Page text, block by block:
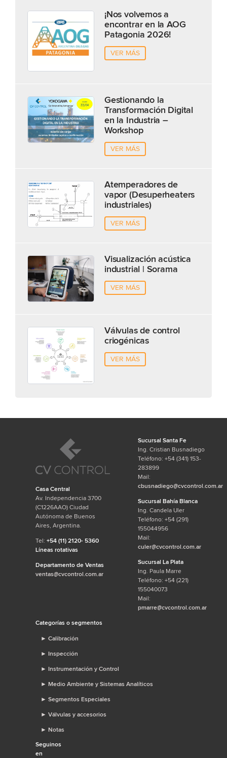
¡Nos volvemos a
encontrar en la AOG
Patagonia 2026!
VER MÁS
Gestionando la
Transformación Digital
en la Industria –
Workshop
VER MÁS
Atemperadores de
vapor (Desuperheaters
industriales)
VER MÁS
Visualización acústica
industrial | Sorama
VER MÁS
Válvulas de control
criogénicas
VER MÁS
Casa Central
Av. Independencia 3700
(C1226AAO) Ciudad
Autónoma de Buenos
Aires, Argentina.
Tel: +54 (11) 2120- 5360
Líneas rotativas
Departamento de Ventas
ventas@cvcontrol.com.ar
Sucursal Santa Fe
Ing. Cristian Busnadiego
Teléfono: +54 (341) 153-
283899
Mail:
cbusnadiego@cvcontrol.com.ar
Sucursal Bahía Blanca
Ing. Candela Uler
Teléfono: +54 (291)
155044956
Mail:
culer@cvcontrol.com.ar
Sucursal La Plata
Ing. Paula Marre
Teléfono: +54 (221)
155040073
Mail:
pmarre@cvcontrol.com.ar
Categorías o segmentos
► Calibración
► Inspección
► Instrumentación y Control
► Medio Ambiente y Sistemas Analíticos
► Segmentos Especiales
► Válvulas y accesorios
► Notas
Seguinos
en